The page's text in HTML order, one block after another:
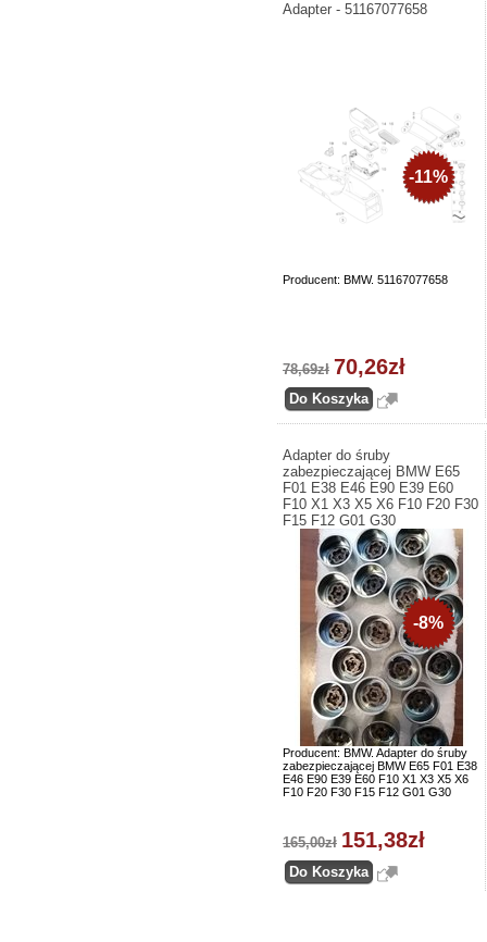
Adapter - 51167077658
Producent: BMW. 51167077658
-11%
78,69zł 70,26zł
Adapter do śruby
zabezpieczającej BMW E65
F01 E38 E46 E90 E39 E60
F10 X1 X3 X5 X6 F10 F20 F30
F15 F12 G01 G30
Producent: BMW. Adapter do śruby
zabezpieczającej BMW E65 F01 E38
E46 E90 E39 E60 F10 X1 X3 X5 X6
F10 F20 F30 F15 F12 G01 G30
-8%
165,00zł 151,38zł